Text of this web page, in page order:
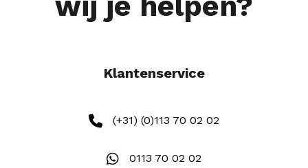
Klantenservice
(+31) (0)113 70 02 02
0113 70 02 02